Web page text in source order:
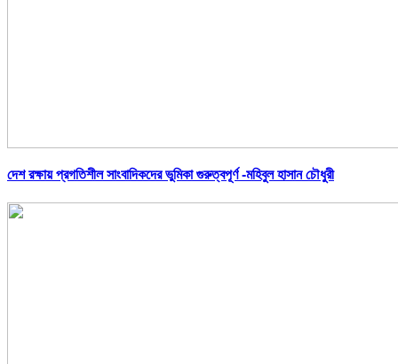
দেশ রক্ষায় প্রগতিশীল সাংবাদিকদের ভুমিকা গুরুত্বপূর্ণ -মহিবুল হাসান চৌধুরী